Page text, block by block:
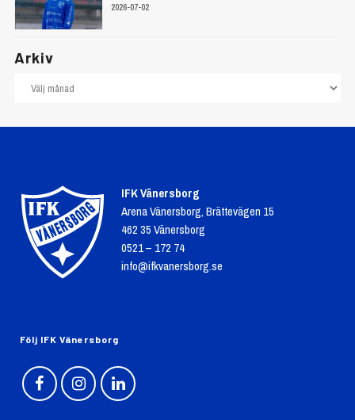
2026-07-02
Arkiv
IFK Vänersborg
Arena Vänersborg, Brättevägen 15
462 35 Vänersborg
0521 – 172 74
info@ifkvanersborg.se
Följ IFK Vänersborg